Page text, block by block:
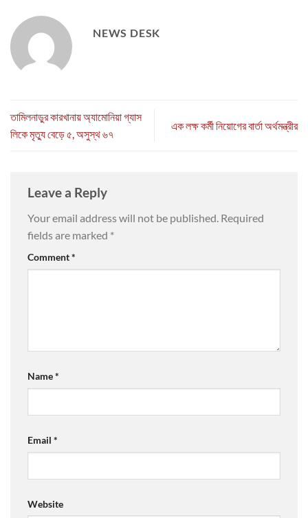
NEWS DESK
তামিলনাড়ুর কারখানায় অ্যামোনিয়া গ্যাস
লিকে মৃত্যু বেড়ে ৫, অসুস্থ ৬৭
এক লক্ষ কর্মী নিয়োগের বার্তা অর্থমন্ত্রীর
Leave a Reply
Your email address will not be published. Required
fields are marked *
Comment*
Name*
Email *
Website